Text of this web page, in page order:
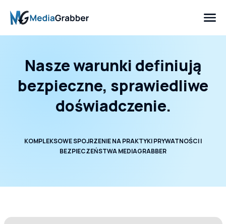
Nasze warunki definiują
bezpieczne, sprawiedliwe
doświadczenie.
KOMPLEKSOWE SPOJRZENIE NA PRAKTYKI PRYWATNOŚCI I
BEZPIECZEŃSTWA MEDIAGRABBER